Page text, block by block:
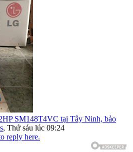
SM148T4VC tại Tây Ninh, bảo
, Thứ sáu lúc 09:24
reply here.